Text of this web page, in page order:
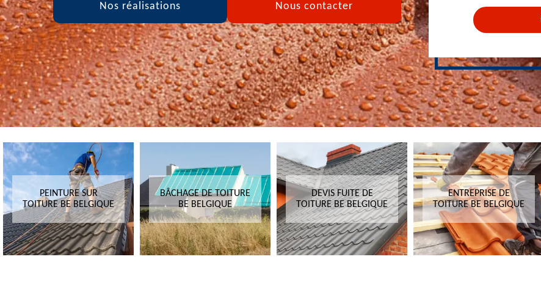
Nos réalisations Nous contacter
PEINTURE SUR
TOITURE BE BELGIQUE
BÂCHAGE DE TOITURE
BE BELGIQUE
DEVIS FUITE DE
TOITURE BE BELGIQUE
ENTREPRISE DE
TOITURE BE BELGIQUE